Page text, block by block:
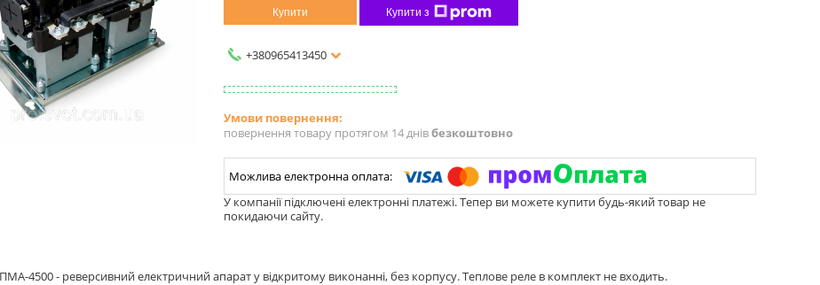
Купити Купити з
+380965413450
повернення товару протягом 14 днівбезкоштовно
У компанії підключені електронні платежі. Тепер ви можете купити будь-який товар не
покидаючи сайту.
4500 - реверсивний електричний апарат у відкритому виконанні, без корпусу. Теплове реле в комплект не входить.